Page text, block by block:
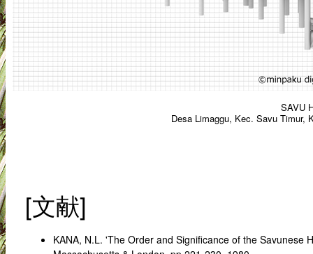
SAVU
Desa Limaggu, Kec. Savu Timur,
[文献]
KANA, N.L. 'The Order and Significance of the